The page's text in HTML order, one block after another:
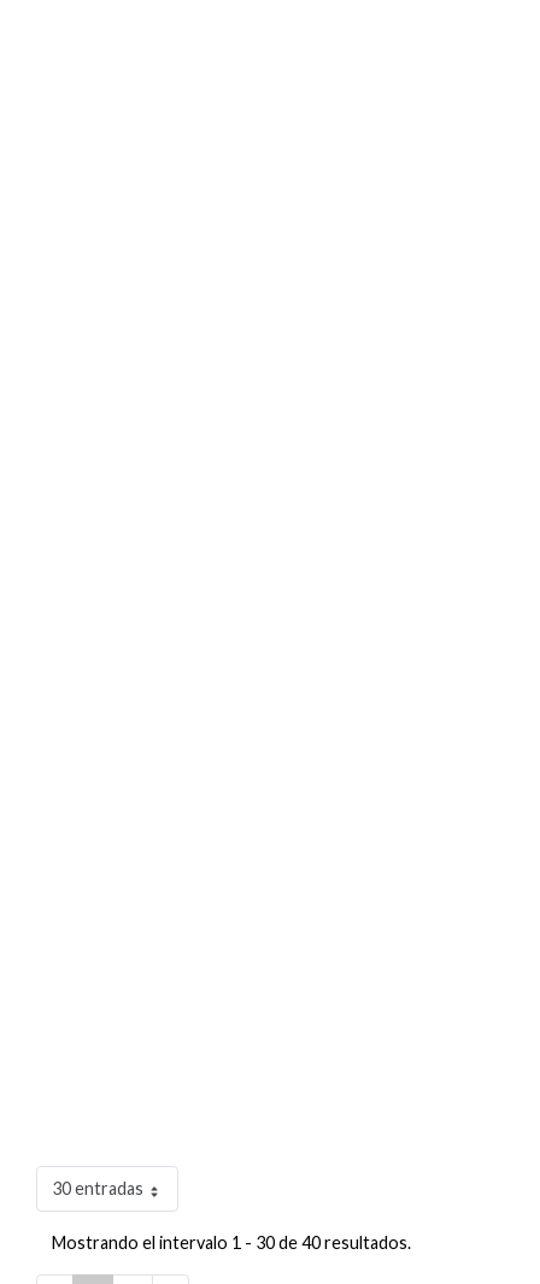
30 entradas
Mostrando el intervalo 1 - 30 de 40 resultados.